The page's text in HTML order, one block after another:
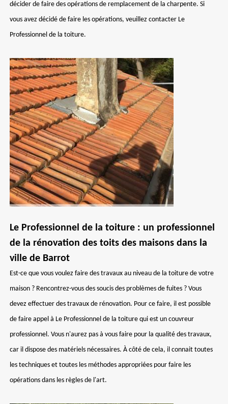
décider de faire des opérations de remplacement de la charpente. Si
vous avez décidé de faire les opérations, veuillez contacter Le
Professionnel de la toiture.
Le Professionnel de la toiture : un professionnel
de la rénovation des toits des maisons dans la
ville de Barrot
Est-ce que vous voulez faire des travaux au niveau de la toiture de votre
maison ? Rencontrez-vous des soucis des problèmes de fuites ? Vous
devez effectuer des travaux de rénovation. Pour ce faire, il est possible
de faire appel à Le Professionnel de la toiture qui est un couvreur
professionnel. Vous n'aurez pas à vous faire pour la qualité des travaux,
car il dispose des matériels nécessaires. À côté de cela, il connait toutes
les techniques et toutes les méthodes appropriées pour faire les
opérations dans les règles de l'art.